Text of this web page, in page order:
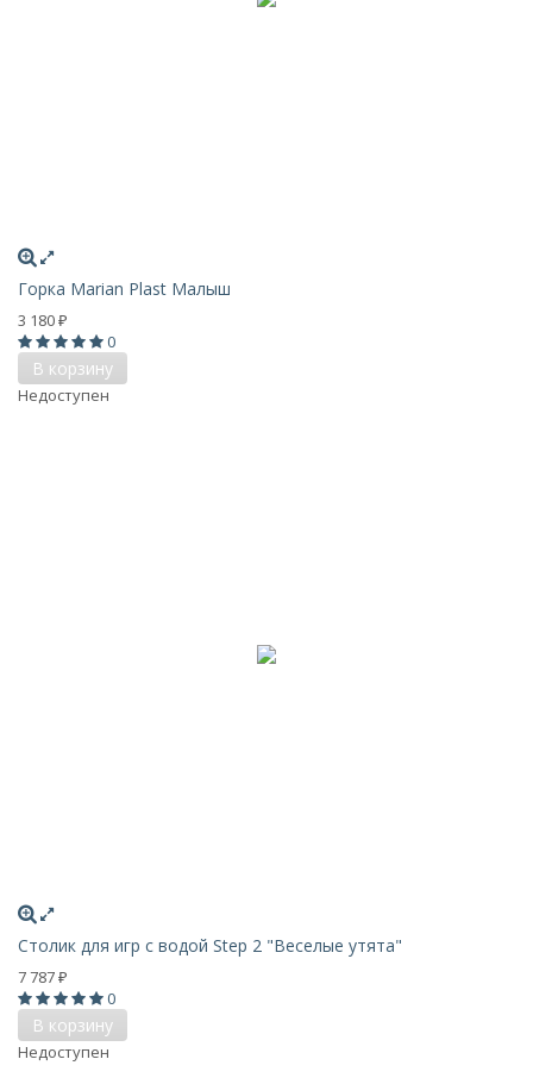
Горка Marian Plast Малыш
3 180 ₽
0
В корзину
Недоступен
Столик для игр с водой Step 2 "Веселые утята"
7 787 ₽
0
В корзину
Недоступен